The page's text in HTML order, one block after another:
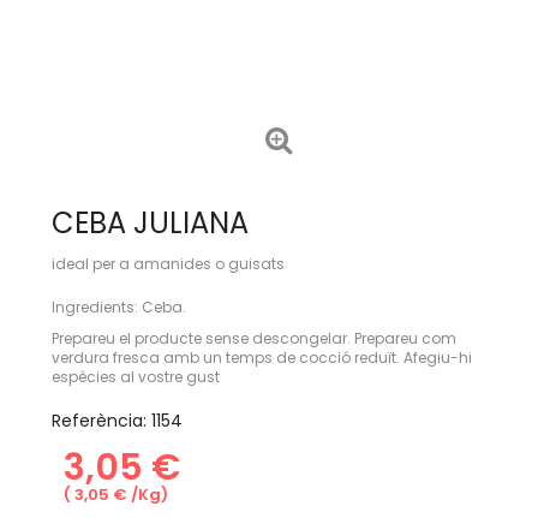
CEBA JULIANA
ideal per a amanides o guisats
Ingredients: Ceba.
Prepareu el producte sense descongelar. Prepareu com
verdura fresca amb un temps de cocció reduït. Afegiu-hi
espècies al vostre gust
Referència: 1154
3,05 €
( 3,05 € /Kg)